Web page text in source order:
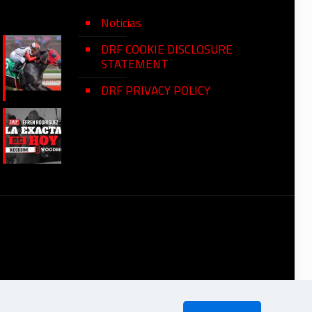
Noticias
DRF COOKIE DISCLOSURE
STATEMENT
DRF PRIVACY POLICY